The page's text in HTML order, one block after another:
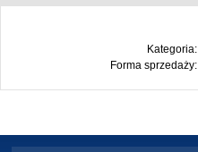
Kategoria:
Forma sprzedaży: